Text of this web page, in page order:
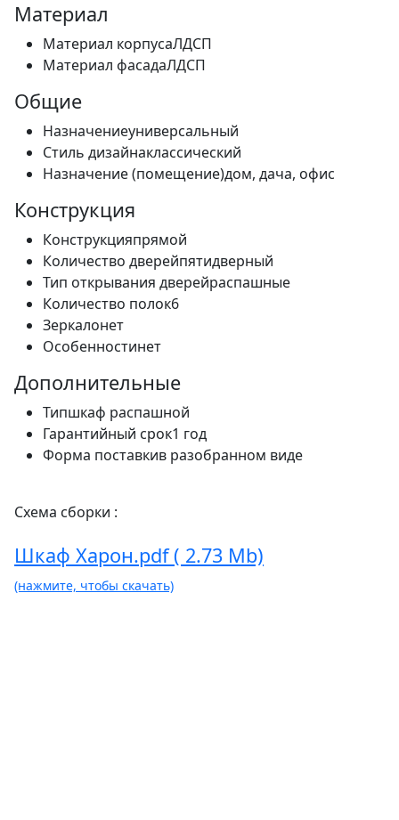
Материал
Материал корпусаЛДСП
Материал фасадаЛДСП
Общие
Назначениеуниверсальный
Стиль дизайнаклассический
Назначение (помещение)дом, дача, офис
Конструкция
Конструкцияпрямой
Количество дверейпятидверный
Тип открывания дверейраспашные
Количество полок6
Зеркалонет
Особенностинет
Дополнительные
Типшкаф распашной
Гарантийный срок1 год
Форма поставкив разобранном виде
Схема сборки :
Шкаф Харон.pdf ( 2.73 Mb)
(нажмите, чтобы скачать)